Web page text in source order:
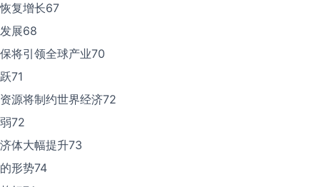
复增长67
展68
将引领全球产业70
71
源将制约世界经济72
72
体大幅提升73
形势74